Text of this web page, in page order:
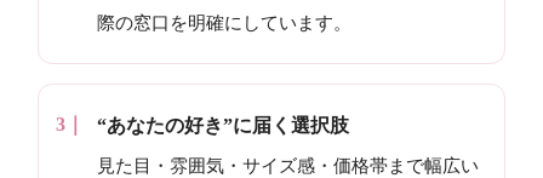
際の窓口を明確にしています。
“あなたの好き”に届く選択肢
見た目・雰囲気・サイズ感・価格帯まで幅広い